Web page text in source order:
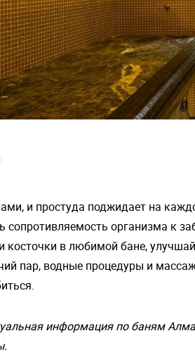
и простуда поджидает на
сопротивляемость организма к
косточки в любимой бане,
пар, водные процедуры и
информация по баням